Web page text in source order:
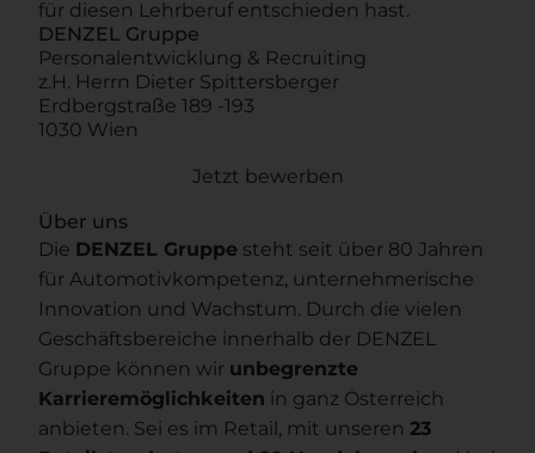
für diesen Lehrberuf entschieden hast.
DENZEL Gruppe
Personalentwicklung & Recruiting
z.H. Herrn Dieter Spittersberger
Erdbergstraße 189 -193
1030 Wien
Jetzt bewerben
Über uns
Die DENZEL Gruppe steht seit über 80 Jahren
für Automotivkompetenz, unternehmerische
Innovation und Wachstum. Durch die vielen
Geschäftsbereiche innerhalb der DENZEL
Gruppe können wir unbegrenzte
Karrieremöglichkeiten in ganz Österreich
anbieten. Sei es im Retail, mit unseren 23